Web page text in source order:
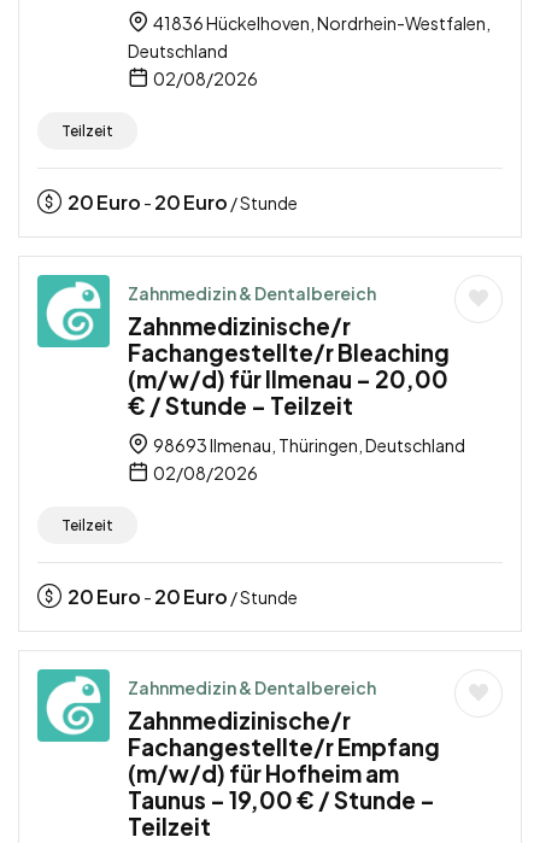
41836 Hückelhoven, Nordrhein-Westfalen,
Deutschland
02/08/2026
Teilzeit
20Euro - 20Euro / Stunde
Zahnmedizin & Dentalbereich
Zahnmedizinische/r
Fachangestellte/r Bleaching
(m/w/d) für Ilmenau – 20,00
€ / Stunde – Teilzeit
98693 Ilmenau, Thüringen, Deutschland
02/08/2026
Teilzeit
20Euro - 20Euro / Stunde
Zahnmedizin & Dentalbereich
Zahnmedizinische/r
Fachangestellte/r Empfang
(m/w/d) für Hofheim am
Taunus – 19,00 € / Stunde –
Teilzeit